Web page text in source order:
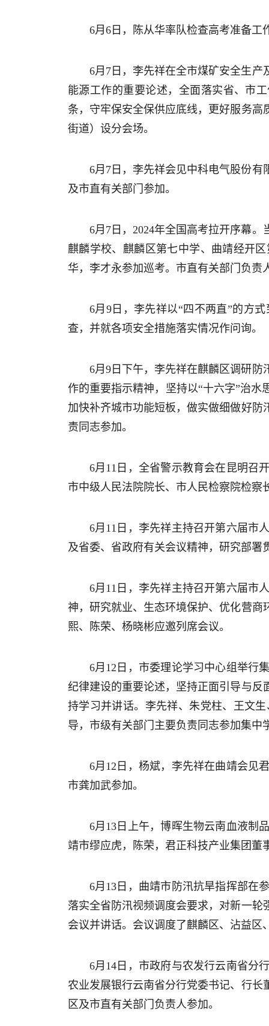
6月6日，陈从华率队检查高考准备
6月7日，李先祥在全市煤矿安全生
能源工作的重要论述，全面落实省、市
条，守牢保安全保供应底线，更好服务
街道）设分会场。
6月7日，李先祥会见中科电气股份
及市直有关部门参加。
6月7日，2024年全国高考拉开序幕
麒麟学校、麒麟区第七中学、曲靖经开
华，李才永参加巡考。市直有关部门负责
6月9日，李先祥以“四不两直”的方
查，并就各项安全措施落实情况作问询。
6月9日下午，李先祥在麒麟区调研
作的重要指示精神，坚持以“十六字”治
加快补齐城市功能短板，做实做细做好
责同志参加。
6月11日，全省警示教育会在昆明召
市中级人民法院院长、市人民检察院检察
6月11日，李先祥主持召开第六届市
及省委、省政府有关会议精神，研究部
6月11日，李先祥主持召开第六届市
神，研究就业、生态环境保护、优化营
熙、陈荣、杨晓彬应邀列席会议。
6月12日，市委理论学习中心组举行
纪律建设的重要论述，坚持正面引导与
持学习并讲话。李先祥、朱党柱、王文
导，市级有关部门主要负责同志参加集中
6月12日，杨斌，李先祥在曲靖会见
市龚加武参加。
6月13日上午，博晖生物云南血液制
靖市缪应虎，陈荣，君正科技产业集团
6月13日，曲靖市防汛抗旱指挥部在
落实全省防汛视频调度会要求，对新一
会议并讲话。会议调度了麒麟区、沾益
6月14日，市政府与农发行云南省分
农业发展银行云南省分行党委书记、行
区及市直有关部门负责人参加。